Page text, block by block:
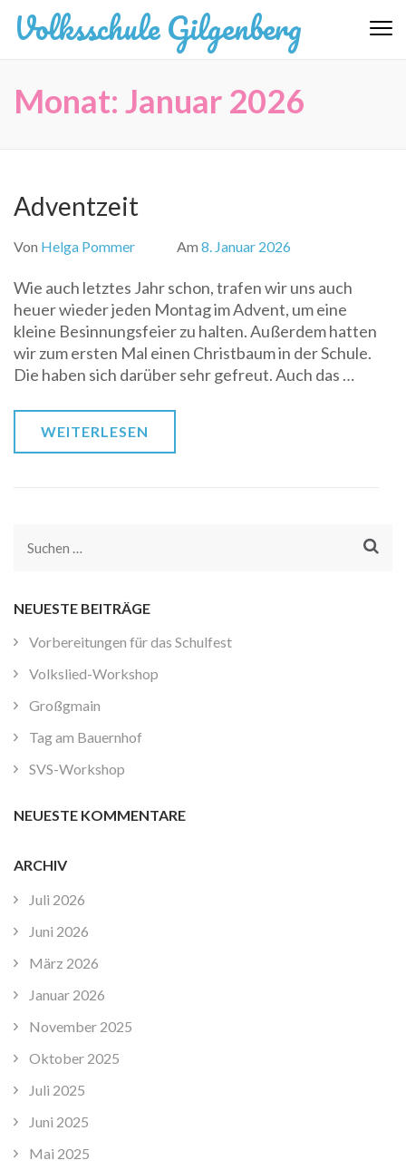
Zum
Inhalt
drücken)
Volksschule Gilgenberg
Monat: Januar 2026
Adventzeit
Von Helga Pommer Am 8. Januar 2026
Wie auch letztes Jahr schon, trafen wir uns auch
heuer wieder jeden Montag im Advent, um eine
kleine Besinnungsfeier zu halten. Außerdem hatten
wir zum ersten Mal einen Christbaum in der Schule.
Die haben sich darüber sehr gefreut. Auch das …
WEITERLESEN
Suchen
NEUESTE BEITRÄGE
Vorbereitungen für das Schulfest
Volkslied-Workshop
Großgmain
Tag am Bauernhof
SVS-Workshop
NEUESTE KOMMENTARE
ARCHIV
Juli 2026
Juni 2026
März 2026
Januar 2026
November 2025
Oktober 2025
Juli 2025
Juni 2025
Mai 2025